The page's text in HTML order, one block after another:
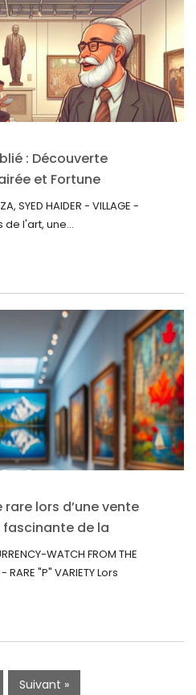
: Découverte
et Fortune
SYED HAIDER - VILLAGE -
de l'art, une...
lors d’une vente
fascinante de la
Royale du
« P »
WATCH FROM THE
"P" VARIETY Lors
Suivant »